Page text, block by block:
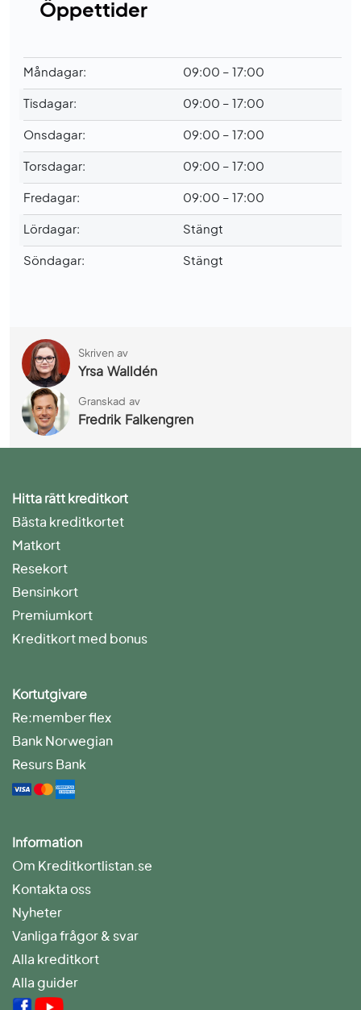
Öppettider
Måndagar: 09:00 – 17:00
Tisdagar: 09:00 – 17:00
Onsdagar: 09:00 – 17:00
Torsdagar: 09:00 – 17:00
Fredagar: 09:00 – 17:00
Lördagar: Stängt
Söndagar: Stängt
Skriven av
Yrsa Walldén
Granskad av
Fredrik Falkengren
Hitta rätt kreditkort
Bästa kreditkortet
Matkort
Resekort
Bensinkort
Premiumkort
Kreditkort med bonus
Kortutgivare
Re:member flex
Bank Norwegian
Resurs Bank
Information
Om Kreditkortlistan.se
Kontakta oss
Nyheter
Vanliga frågor & svar
Alla kreditkort
Alla guider